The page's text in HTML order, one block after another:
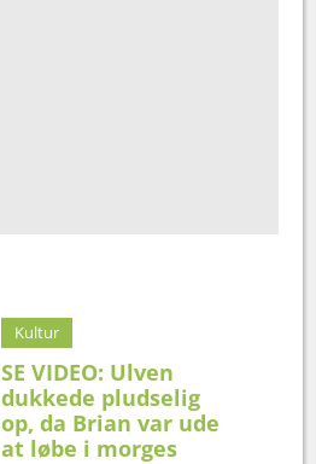
Kultur
SE VIDEO: Ulven
dukkede pludselig
op, da Brian var ude
at løbe i morges